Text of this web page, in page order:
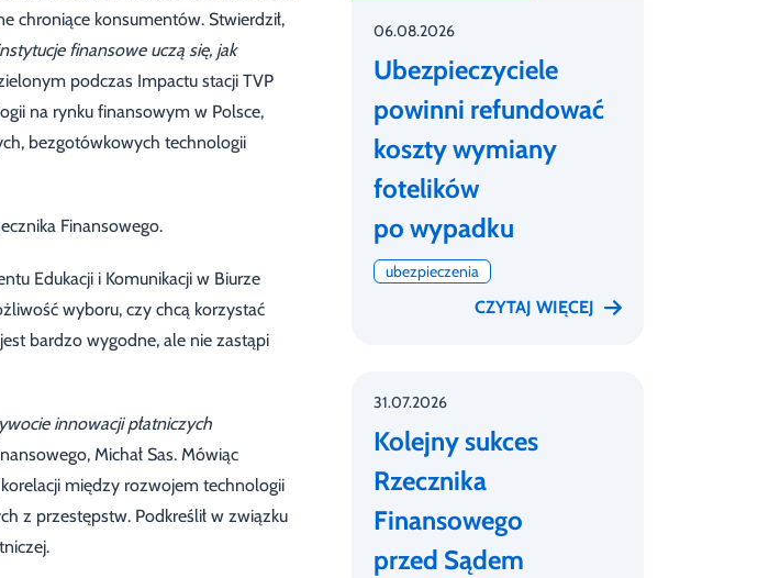
chroniące konsumentów. Stwierdził,
finansowe uczą się, jak
podczas Impactu stacji TVP
na rynku finansowym w Polsce,
bezgotówkowych technologii
Finansowego.
Edukacji i Komunikacji w Biurze
wyboru, czy chcą korzystać
bardzo wygodne, ale nie zastąpi
innowacji płatniczych
Michał Sas. Mówiąc
między rozwojem technologii
z przestępstw. Podkreślił w związku
06.08.2026
Ubezpieczyciele
powinni refundować
koszty wymiany
fotelików
po wypadku
ubezpieczenia
CZYTAJ WIĘCEJ
31.07.2026
Kolejny sukces
Rzecznika
Finansowego
przed Sądem